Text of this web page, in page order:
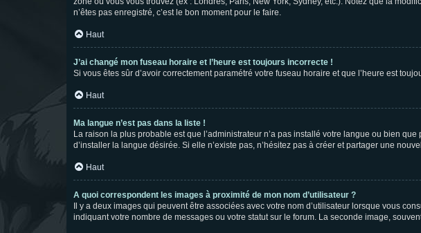
n’êtes pas enregistré, c’est le bon moment pour le faire.
Haut
J’ai changé mon fuseau horaire et l’heure est toujours incorrecte !
Si vous êtes sûr d’avoir correctement paramétré votre fuseau horaire et que l’heure est
Haut
Ma langue n’est pas dans la liste !
La raison la plus probable est que l’administrateur n’a pas installé votre langue ou bien
d’installer la langue désirée. Si elle n’existe pas, n’hésitez pas à créer et partager une
Haut
A quoi correspondent les images à proximité de mon nom d’utilisateur ?
Il y a deux images qui peuvent être associées avec votre nom d’utilisateur lorsque vous
indiquant votre nombre de messages ou votre statut sur le forum. La seconde image,